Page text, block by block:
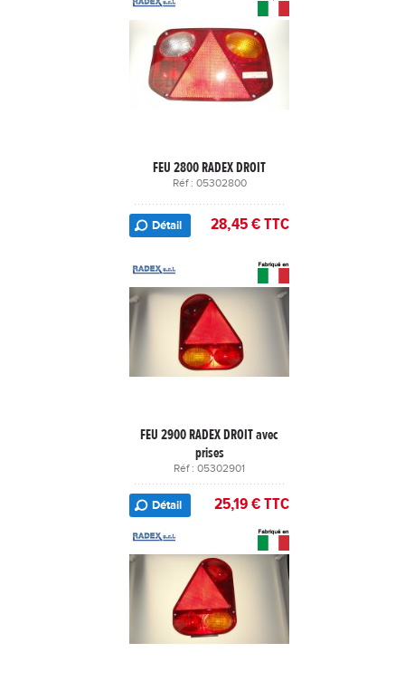
FEU 2800 RADEX DROIT
Réf : 05302800
Détail 28,45 € TTC
FEU 2900 RADEX DROIT avec
prises
Réf : 05302901
Détail 25,19 € TTC